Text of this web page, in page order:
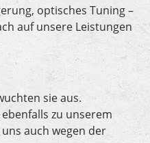
optisches Tuning –
auf unsere Leistungen
sie aus.
zu unserem
auch wegen der